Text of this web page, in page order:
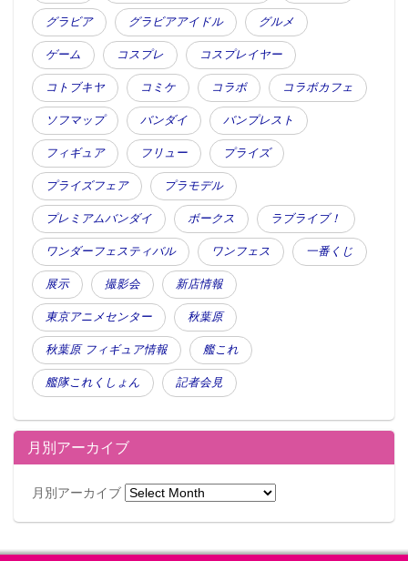
グラビア グラビアアイドル グルメ
ゲーム コスプレ コスプレイヤー
コトブキヤ コミケ コラボ コラボカフェ
ソフマップ バンダイ バンプレスト
フィギュア フリュー プライズ
プライズフェア プラモデル
プレミアムバンダイ ボークス ラブライブ！
ワンダーフェスティバル ワンフェス 一番くじ
展示 撮影会 新店情報
東京アニメセンター 秋葉原
秋葉原 フィギュア情報 艦これ
艦隊これくしょん 記者会見
月別アーカイブ
月別アーカイブ